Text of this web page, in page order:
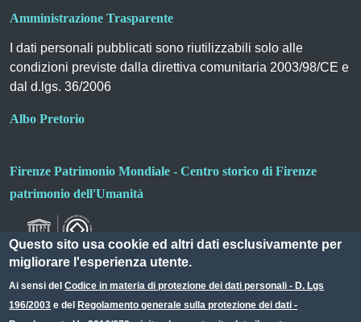
Amministrazione Trasparente
I dati personali pubblicati sono riutilizzabili solo alle
condizioni previste dalla direttiva comunitaria 2003/98/CE e
dal d.lgs. 36/2006
Albo Pretorio
Firenze Patrimonio Mondiale - Centro storico di Firenze
patrimonio dell'Umanità
Small prints
Useful links section
Questo sito usa cookie ed altri dati esclusivamente per
migliorare l'esperienza utente.
Ai sensi delCodice in materia di protezione dei dati personali - D. Lgs
196/2003 e del Regolamento generale sulla protezione dei dati -